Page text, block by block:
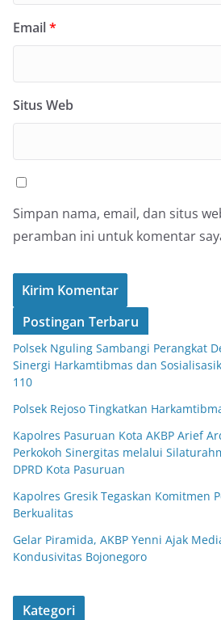
Email*
Situs Web
Simpan nama, email, dan situs
peramban ini untuk komentar
Postingan Terbaru
Polsek Nguling Sambangi Perangkat
Sinergi Harkamtibmas dan
110
Polsek Rejoso Tingkatkan
Kapolres Pasuruan Kota AKBP Arief
Perkokoh Sinergitas melalui
DPRD Kota Pasuruan
Kapolres Gresik Tegaskan Komitmen
Berkualitas
Gelar Piramida, AKBP Yenni Ajak
Kondusivitas Bojonegoro
Kategori